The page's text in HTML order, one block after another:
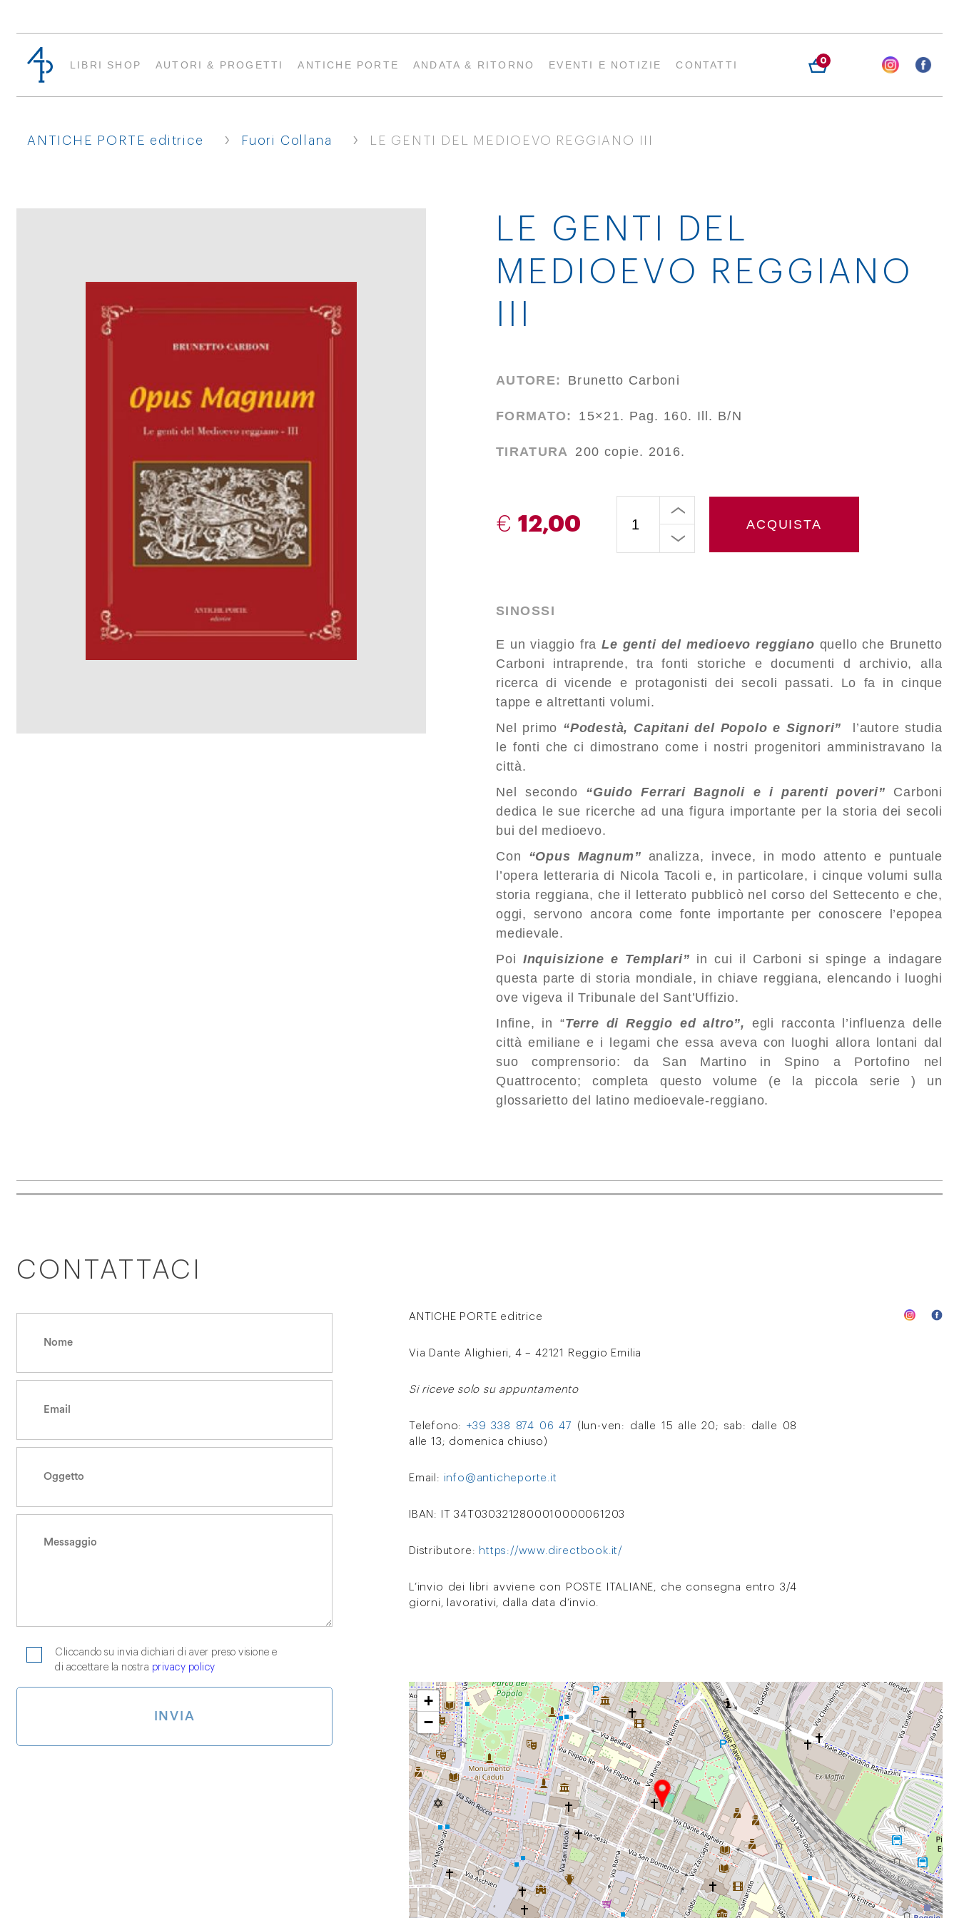
LIBRI SHOP AUTORI & PROGETTI ANTICHE PORTE ANDATA & RITORNO EVENTI E NOTIZIE CONTATTI 0
ANTICHE PORTE editrice › Fuori Collana › LE GENTI DEL MEDIOEVO REGGIANO III
LE GENTI DEL
MEDIOEVO REGGIANO
AUTORE: Brunetto Carboni
FORMATO: 15×21. Pag. 160. Ill. B/N
TIRATURA 200 copie. 2016.
€ 12,00 ACQUISTA
SINOSSI
E un viaggio fraLe genti del medioevo reggiano quello che Brunetto
Carboni intraprende, tra fonti storiche e documenti d archivio, alla
ricerca di vicende e protagonisti dei secoli passati. Lo fa in cinque
tappe e altrettanti volumi.
Nel primo “Podestà, Capitani del Popolo e Signori”
l’autore studia
le fonti che ci dimostrano come i nostri progenitori amministravano la
città.
Nel secondo “Guido Ferrari Bagnoli e i parenti poveri” Carboni
dedica le sue ricerche ad una figura importante per la storia dei secoli
bui del medioevo.
Con “Opus Magnum” analizza, invece, in modo attento e puntuale
l’opera letteraria di Nicola Tacoli e, in particolare, i cinque volumi sulla
storia reggiana, che il letterato pubblicò nel corso del Settecento e che,
oggi, servono ancora come fonte importante per conoscere l’epopea
medievale.
Poi Inquisizione e Templari” in cui il Carboni si spinge a indagare
questa parte di storia mondiale, in chiave reggiana, elencando i luoghi
ove vigeva il Tribunale del Sant’Uffizio.
Infine, in “Terre di Reggio ed altro”, egli racconta l’influenza delle
città emiliane e i legami che essa aveva con luoghi allora lontani dal
suo comprensorio: da San Martino in Spino a Portofino nel
Quattrocento; completa questo volume (e la piccola serie ) un
glossarietto del latino medioevale-reggiano.
CONTATTACI
Cliccando su invia dichiari di aver preso visione e
di accettare la nostra privacy policy
ANTICHE PORTE editrice
Via Dante Alighieri, 4 – 42121 Reggio Emilia
Si riceve solo su appuntamento
Telefono:+39 338 874 06 47
(lun-ven: dalle 15 alle 20; sab: dalle 08
alle 13; domenica chiuso)
Email: info@anticheporte.it
IBAN: IT 34T0303212800010000061203
Distributore: https://www.directbook.it/
L’invio dei libri avviene con POSTE ITALIANE, che consegna entro 3/4
giorni, lavorativi, dalla data d’invio.
+
−